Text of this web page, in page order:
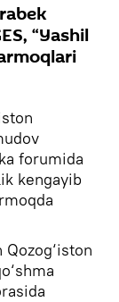
“Yashil
forumida
kengayib
Qozog‘iston